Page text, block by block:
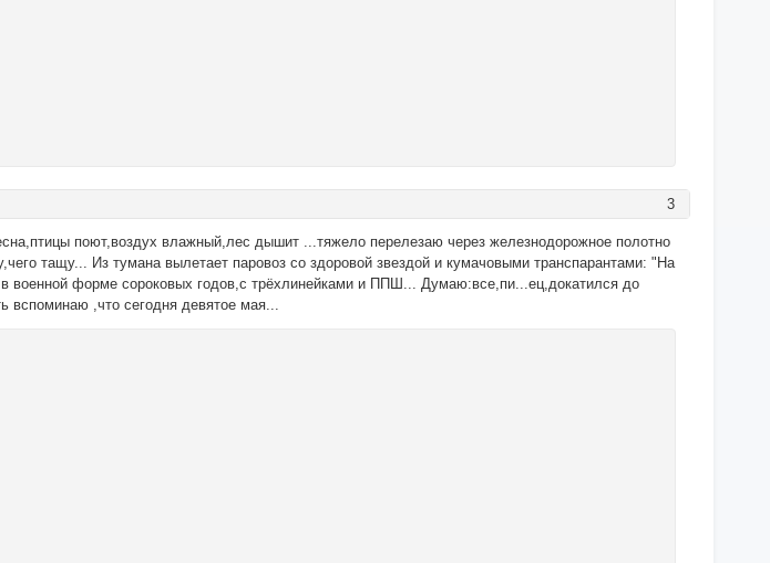
3
поют,воздух влажный,лес дышит ...тяжело перелезаю через железнодорожное полотно
тащу... Из тумана вылетает паровоз со здоровой звездой и кумачовыми транспарантами: "На
военной форме сороковых годов,с трёхлинейками и ППШ... Думаю:все,пи...ец,докатился до
вспоминаю ,что сегодня девятое мая...